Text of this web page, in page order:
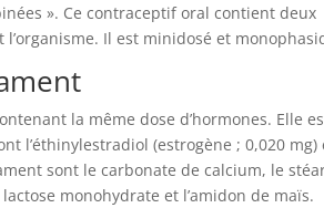
». Ce contraceptif oral contient deux
Il est minidosé et
la même dose d’hormones. Elle
l’éthinylestradiol (estrogène ; 0,020 mg)
sont le carbonate de calcium, le
monohydrate et l’amidon de maïs.